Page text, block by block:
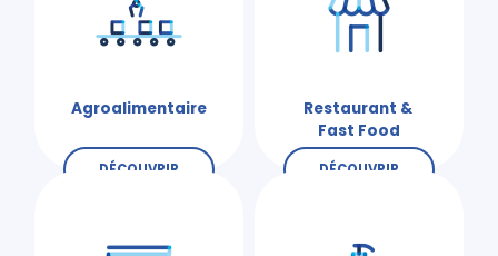
Agroalimentaire
DÉCOUVRIR
Restaurant &
Fast Food
DÉCOUVRIR